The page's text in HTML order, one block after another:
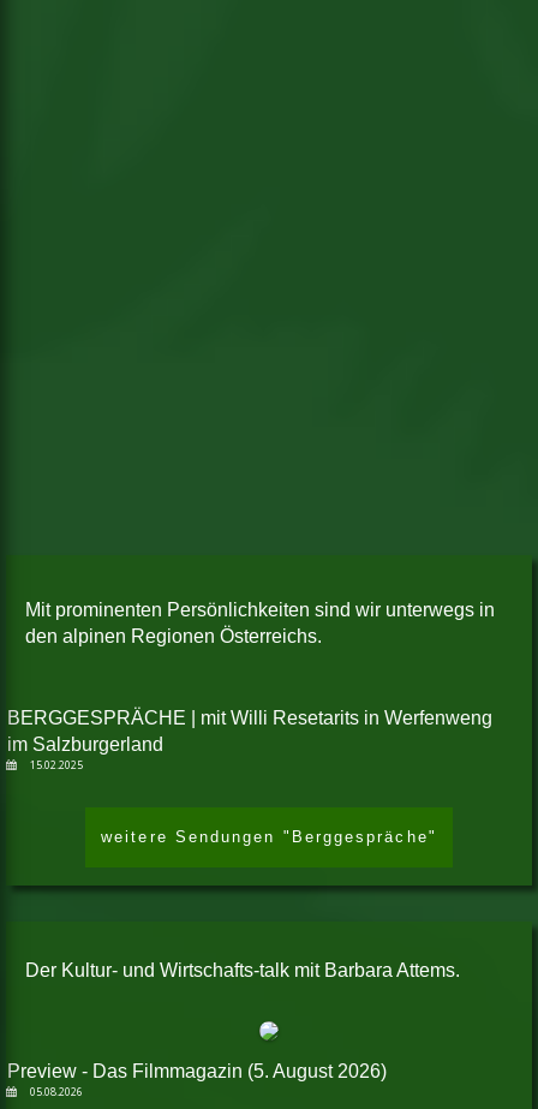
Mit prominenten Persönlichkeiten sind wir unterwegs in
den alpinen Regionen Österreichs.
BERGGESPRÄCHE | mit Willi Resetarits in Werfenweng
im Salzburgerland
15.02.2025
weitere Sendungen "Berggespräche"
Der Kultur- und Wirtschafts-talk mit Barbara Attems.
Preview - Das Filmmagazin (5. August 2026)
05.08.2026